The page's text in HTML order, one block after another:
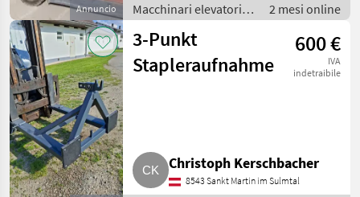
Annuncio
Macchinari elevatori e
per magazzino /
Carrelli elevatori
2 mesi online
3-Punkt
Stapleraufnahme
600 €
IVA
indetraibile
Christoph Kerschbacher
8543 Sankt Martin im Sulmtal